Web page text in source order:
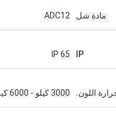
مادة شل ADC12
IP
IP 65
اللون. 3000 كيلو - 6000 كيلو